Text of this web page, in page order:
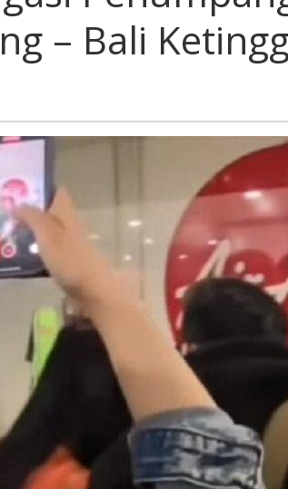
Rute
-
Bali
– Bali